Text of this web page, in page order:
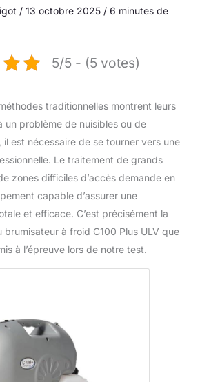
/ 13 octobre 2025 / 6 minutes de
5/5 - (5 votes)
traditionnelles montrent leurs
un problème de nuisibles ou de
il est nécessaire de se tourner vers une
Le traitement de grands
zones difficiles d’accès demande en
capable d’assurer une
et efficace. C’est précisément la
brumisateur à froid C100 Plus ULV que
à l’épreuve lors de notre test.